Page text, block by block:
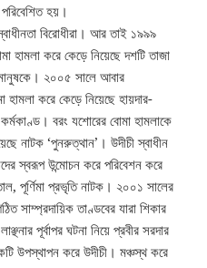
হয়।
বিরোধীরা। আর তাই ১৯৯৯
হামলা করে কেড়ে নিয়েছে দশটি তাজা
২০০৫ সালে আবার
করে কেড়ে নিয়েছে হায়দার-
বরং যশোরের বোমা হামলাকে
নাটক ‘পুনরুত্থান’। উদীচী স্বাধীন
স্বরূপ উন্মোচন করে পরিবেশন করে
পূর্ণিমা প্রভৃতি নাটক। ২০০১ সালের
সাম্প্রদায়িক তাণ্ডবের যারা শিকার
পূর্বাপর ঘটনা নিয়ে প্রবীর সরদার
উপস্থাপন করে উদীচী। মঞ্চস্থ করে